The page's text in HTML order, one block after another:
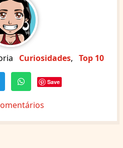
Curiosidades, Top 10
Save